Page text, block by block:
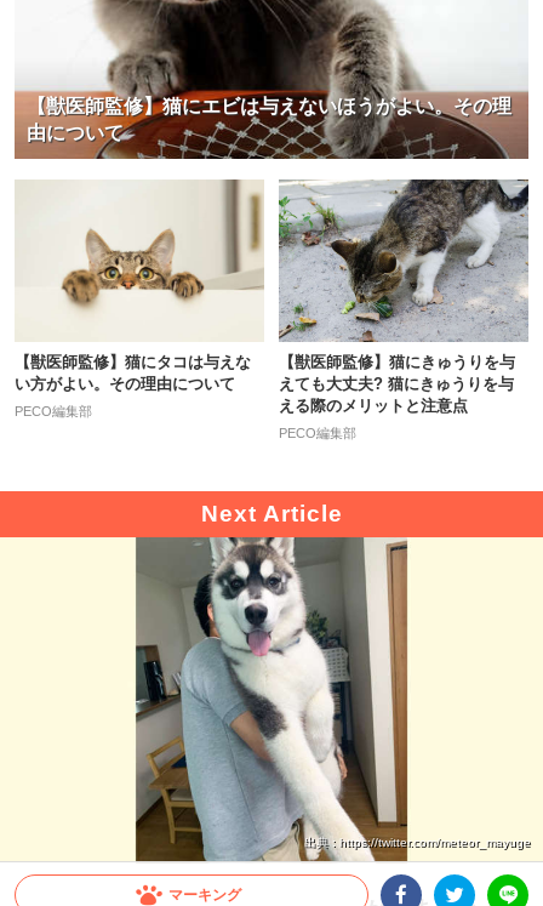
マーキング
【獣医師監修】猫にエビは与えないほうがよい。その理
由について
【獣医師監修】猫にタコは与えな
い方がよい。その理由について
PECO編集部
【獣医師監修】猫にきゅうりを与
えても大丈夫? 猫にきゅうりを与
える際のメリットと注意点
PECO編集部
出典 : https://twitter.com/meteor_mayuge